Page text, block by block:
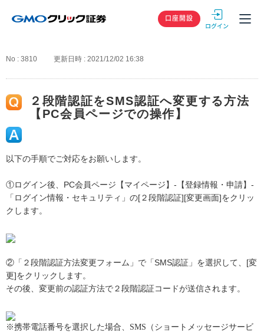
GMOクリック
口座開設
No : 3810 更新日時 : 2021/12/02 16:38
２段階認証をSMS認証へ変更する方法
【PC会員ページでの操作】
以下の手順でご対応をお願いします。
①ログイン後、PC会員ページ【マイページ】-【登録情報・申請】-
「ログイン情報・セキュリティ」の[２段階認証][変更画面]をクリッ
クします。
②「２段階認証方法変更フォーム」で「SMS認証」を選択して、[変
更]をクリックします。
その後、変更前の認証方法で２段階認証コードが送信されます。
※携帯電話番号を選択した場合、SMS（ショートメッセージサービ